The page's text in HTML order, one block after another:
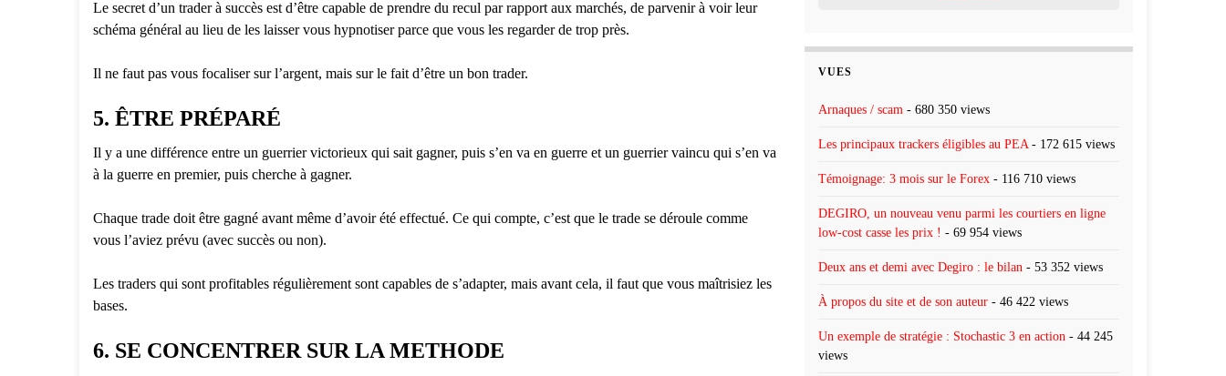
Le secret d’un trader à succès est d’être capable de prendre du recul par rapport aux marchés, de parvenir à voir leur
schéma général au lieu de les laisser vous hypnotiser parce que vous les regarder de trop près.
Il ne faut pas vous focaliser sur l’argent, mais sur le fait d’être un bon trader.
5. ÊTRE PRÉPARÉ
Il y a une différence entre un guerrier victorieux qui sait gagner, puis s’en va en guerre et un guerrier vaincu qui s’en va
à la guerre en premier, puis cherche à gagner.
Chaque trade doit être gagné avant même d’avoir été effectué. Ce qui compte, c’est que le trade se déroule comme
vous l’aviez prévu (avec succès ou non).
Les traders qui sont profitables régulièrement sont capables de s’adapter, mais avant cela, il faut que vous maîtrisiez les
bases.
6. SE CONCENTRER SUR LA METHODE
VUES
Arnaques / scam - 680 350 views
Les principaux trackers éligibles au PEA - 172 615 views
Témoignage: 3 mois sur le Forex - 116 710 views
DEGIRO, un nouveau venu parmi les courtiers en ligne
low-cost casse les prix ! - 69 954 views
Deux ans et demi avec Degiro : le bilan - 53 352 views
À propos du site et de son auteur - 46 422 views
Un exemple de stratégie : Stochastic 3 en action - 44 245
views